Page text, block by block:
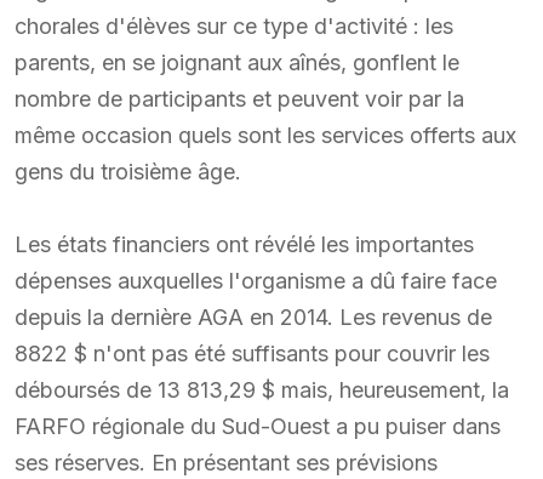
chorales d'élèves sur ce type d'activité : les
parents, en se joignant aux aînés, gonflent le
nombre de participants et peuvent voir par la
même occasion quels sont les services offerts aux
gens du troisième âge.
Les états financiers ont révélé les importantes
dépenses auxquelles l'organisme a dû faire face
depuis la dernière AGA en 2014. Les revenus de
8822 $ n'ont pas été suffisants pour couvrir les
déboursés de 13 813,29 $ mais, heureusement, la
FARFO régionale du Sud-Ouest a pu puiser dans
ses réserves. En présentant ses prévisions